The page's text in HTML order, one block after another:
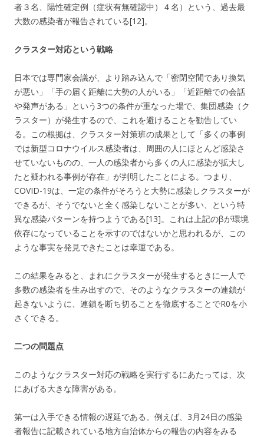
者３名、陽性確定例（症状有無確認中）４名）という、過去最
大数の感染者が報告されている[12]。
クラスター対応という戦略
日本では専門家会議が、より踏み込んで「密閉空間であり換気
が悪い」「手の届く距離に大勢の人がいる」「近距離での会話
や発声がある」という3つの条件が重なった場で、集団感染（ク
ラスター）が発生するので、これを避けることを勧告してい
る。この根拠は、クラスター対策班の成果として「多くの事例
では新型コロナウイルス感染者は、周囲の人にほとんど感染さ
せていないものの、一人の感染者から多くの人に感染が拡大し
たと疑われる事例が存在」が判明したことによる。つまり、
COVID-19は、一定の条件がそろうと大勢に感染しクラスターが
できるが、そうでないと全く感染しないことが多い、という特
異な感染パターンを持つようである[13]。これは上記のβが環境
依存になっていることを示すのではないかと思われるが、この
ような事実を発見できたことは幸運である。
この結果をみると、まれにクラスターが発生するときに一人で
多数の感染者を生み出すので、そのようなクラスターの連鎖が
起きないように、連鎖を断ち切ることを徹底することでR0を小
さくできる。
二つの問題点
このようなクラスター対応の戦略を実行するにあたっては、次
にあげる大きな障害がある。
第一は入手できる情報の遅延である。例えば、3月24日の感染
者報告に記載されている地方自治体からの報告の内容をみる